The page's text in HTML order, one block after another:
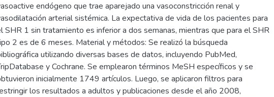
endógeno que trae aparejado una vasoconstricción renal y
arterial sistémica. La expectativa de vida de los pacientes para
SHR 1 sin tratamiento es inferior a dos semanas, mientras que para el SHR
2 es de 6 meses. Material y métodos: Se realizó la búsqueda
utilizando diversas bases de datos, incluyendo PubMed,
y Cochrane. Se emplearon términos MeSH específicos y se
inicialmente 1749 artículos. Luego, se aplicaron filtros para
los resultados a adultos y publicaciones desde el año 2008,